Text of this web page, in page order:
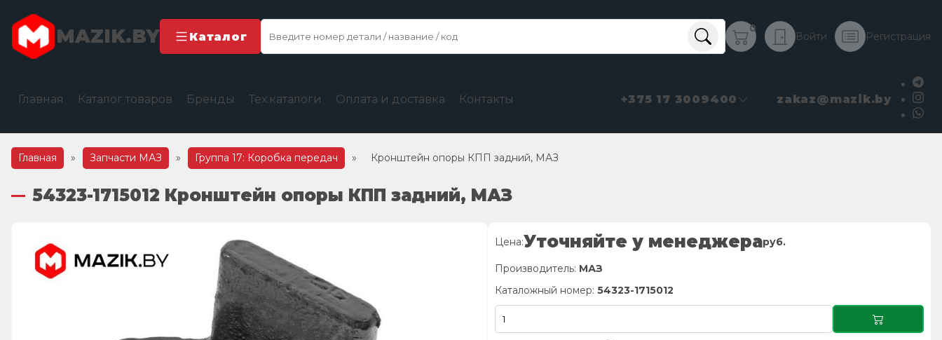
MAZIK.BY Каталог
0
Войти Регистрация
Главная Каталог товаров Бренды Тех.каталоги Оплата и доставка Контакты +375 17 3009400 zakaz@mazik.by
Главная » Запчасти МАЗ » Группа 17: Коробка передач » Кронштейн опоры КПП задний, МАЗ
54323-1715012 Кронштейн опоры КПП задний, МАЗ
Цена:Уточняйте у менеджераруб.
Производитель: МАЗ
Каталожный номер: 54323-1715012